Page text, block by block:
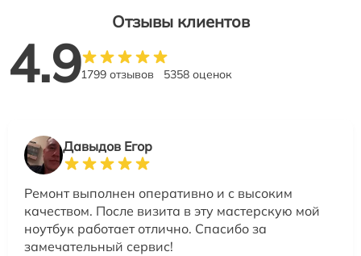
Отзывы клиентов
4.91799 отзывов 5358 оценок
Давыдов Егор
Ремонт выполнен оперативно и с высоким
качеством. После визита в эту мастерскую мой
ноутбук работает отлично. Спасибо за
замечательный сервис!